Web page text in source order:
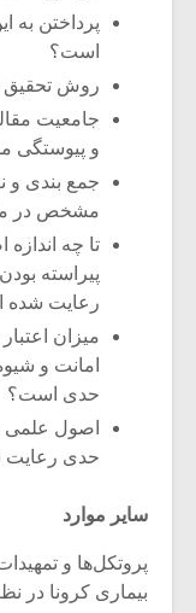
پرداختن به
است؟
روش تحقیق
جامعیت
و پیوستگی
جمع بندی و
مشخص در
تا چه
پیراسته
رعایت شده
میزان
امانت و
حدی است؟
اصول علمی
حدی
سایر موارد
پروتکل‌ها و
بیماری کرونا در